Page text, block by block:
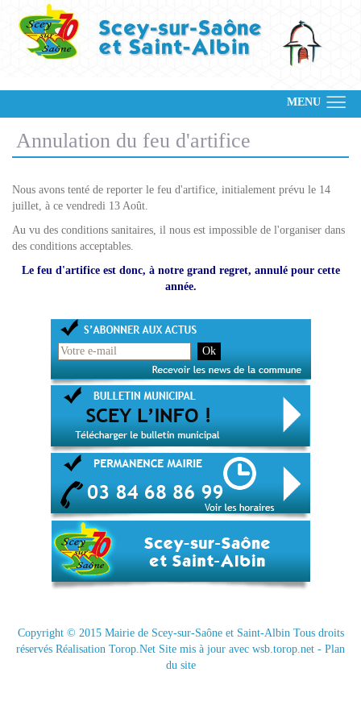
MENU
Annulation du feu d'artifice
Nous avons tenté de reporter le feu d'artifice, initialement prévu le 14
juillet, à ce vendredi 13 Août.
Au vu des conditions sanitaires, il nous est impossible de l'organiser dans
des conditions acceptables.
Le feu d'artifice est donc, à notre grand regret, annulé pour cette
année.
Copyright © 2015 Mairie de Scey-sur-Saône et Saint-AlbinTous droits
réservés Réalisation Torop.Net Site mis à jour avec wsb.torop.net - Plan
du site